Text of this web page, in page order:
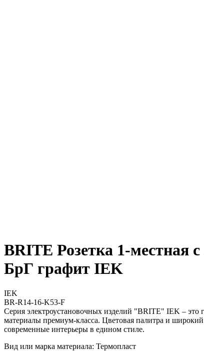
BRITE Розетка 1-местная
БрГ графит IEK
IEK
BR-R14-16-K53-F
Серия электроустановочных изделий "BRITE" IEK –
материалы премиум-класса. Цветовая палитра и
современные интерьеры в едином стиле.
Вид или марка материала: Термопласт